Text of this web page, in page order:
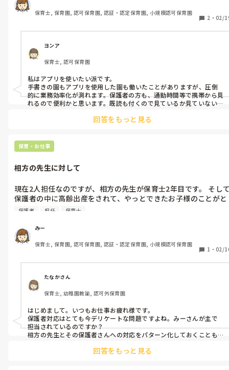
保育士, 保育園, 認可保育園, 認証・認定保育園, 小規模認可保育園
2 ・ 02/
ヨンア
保育士, 認可保育園
私はアプリを使いたい派です。
手書きの園もアプリを使用した園も働いたことがありますが、圧倒
的に業務効率化が測れます。保護者の方も、通勤時間等で携帯から見
れるので便利かと思います。既読も付くので見ているか見ていないか
とはいえ、ひとりひとりに丁寧に返事できたり、温かみも感じられ
回答をもっと見る
保育・お仕事
相方の先生に対して
現在2人担任なのですが、相方の先生が保育士2年目です。 そし
保護者の中に高齢出産をされて、やっとできたお子様のことがと
ても気になっていて、よく色々なことを質問される方がいます。
ようです。相方の先生は神経質な方とコミュニケーション取るの
は苦手なようで、とてもぎこちない話し方になってしまうので、
それでその保護者も心配なさったとのこと。相方の先生に対し
て、またその保護者の方に対してどのようなアプローチをしたら
良いか分かりません。
保護者 担任 保育士
みー
保育士, 保育園, 認可保育園, 認証・認定保育園, 小規模認可保育園
1 ・ 02/
たなかさん
保育士, 幼稚園教諭, 認可外保育園
はじめまして。いつもお仕事お疲れ様です。
保護者対応はとても今デリケートな問題ですよね。みーさんが主で
担当されているのですか？
相方の先生とその保護者さんへの対応をパターン化しておくことも
相方の先生が保護者さんが色々と質問される前に、今日その子ども
回答をもっと見る